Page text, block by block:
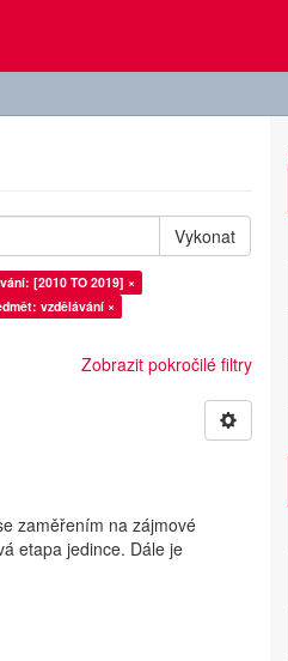
Vykonat
[2010 TO 2019] ×
vzdělávání ×
Zobrazit pokročilé filtry
zaměřením na zájmové
etapa jedince. Dále je